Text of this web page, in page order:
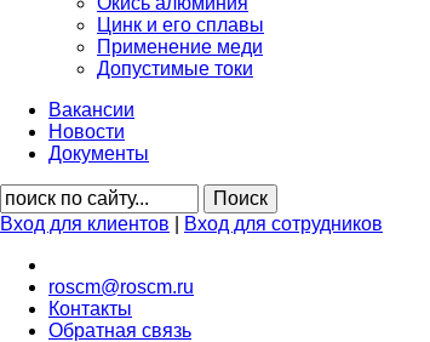
Цинк и его сплавы
Применение меди
Допустимые токи
Вакансии
Новости
Документы
Вход для клиентов Вход для сотрудников
roscm@roscm.ru
Контакты
Обратная связь